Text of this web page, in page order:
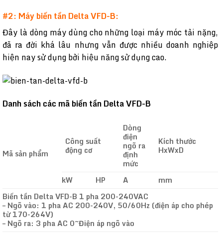
#2: Máy biến tần Delta VFD-B:
Đây là dòng máy dùng cho những loại máy móc tải nặng,
đã ra đời khá lâu nhưng vẫn được nhiều doanh nghiệp
hiện nay sử dụng bởi hiệu năng sử dụng cao.
Danh sách các mã biến tần Delta VFD-B
Mã sản phẩm
Công suất
động cơ
Dòng
điện
ngõ ra
định
mức
Kích thước
HxWxD
kW HP A
mm
Biến tần Delta VFD-B 1 pha 200-240VAC
– Ngõ vào: 1 pha AC 200-240V, 50/60Hz (điện áp cho phép
từ 170-264V)
– Ngõ ra: 3 pha AC 0~Điện áp ngõ vào